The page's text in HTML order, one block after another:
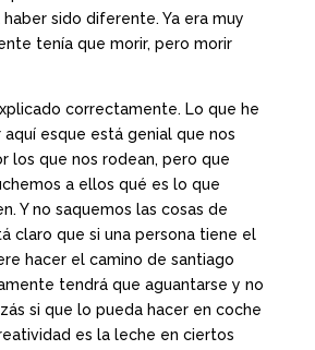
sido diferente. Ya era muy
tenía que morir, pero morir
correctamente. Lo que he
esque está genial que nos
los que nos rodean, pero que
a ellos qué es lo que
Y no saquemos las cosas de
claro que si una persona tiene el
hacer el camino de santiago
tendrá que aguantarse y no
si que lo pueda hacer en coche
es la leche en ciertos